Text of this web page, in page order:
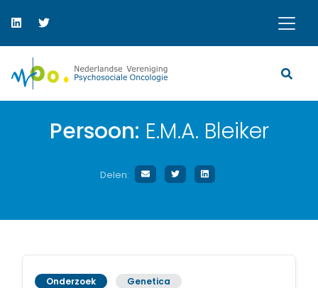
Persoon: E.M.A. Bleiker
Delen:
Onderzoek
Genetica